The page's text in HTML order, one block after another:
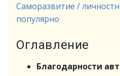
Саморазвитие /
популярно
Оглавление
Благодарности